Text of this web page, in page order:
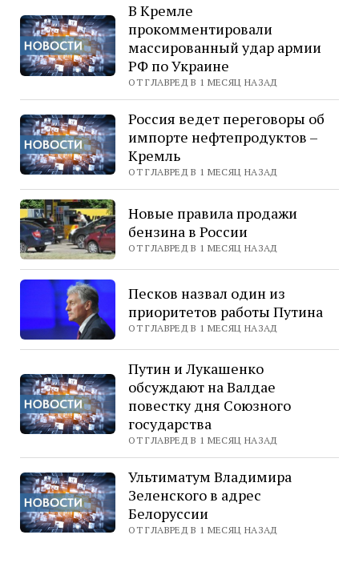
В Кремле
прокомментировали
массированный удар армии
РФ по Украине
ОТ ГЛАВРЕД В 1 МЕСЯЦ НАЗАД
Россия ведет переговоры об
импорте нефтепродуктов –
Кремль
ОТ ГЛАВРЕД В 1 МЕСЯЦ НАЗАД
Новые правила продажи
бензина в России
ОТ ГЛАВРЕД В 1 МЕСЯЦ НАЗАД
Песков назвал один из
приоритетов работы Путина
ОТ ГЛАВРЕД В 1 МЕСЯЦ НАЗАД
Путин и Лукашенко
обсуждают на Валдае
повестку дня Союзного
государства
ОТ ГЛАВРЕД В 1 МЕСЯЦ НАЗАД
Ультиматум Владимира
Зеленского в адрес
Белоруссии
ОТ ГЛАВРЕД В 1 МЕСЯЦ НАЗАД